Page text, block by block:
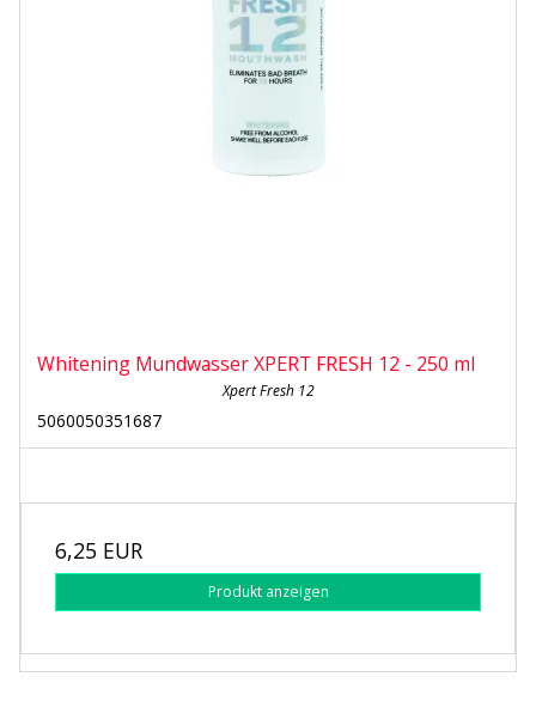
Whitening Mundwasser XPERT FRESH 12 - 250 ml
Xpert Fresh 12
5060050351687
6,25 EUR
Produkt anzeigen